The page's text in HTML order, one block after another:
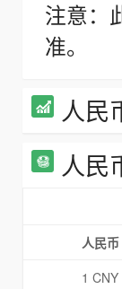
注意：
准。
人民
人民
人民币
1 CNY